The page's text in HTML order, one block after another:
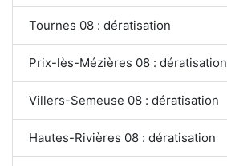
Tournes 08 : dératisation
Prix-lès-Mézières 08 : dératisation
Villers-Semeuse 08 : dératisation
Hautes-Rivières 08 : dératisation